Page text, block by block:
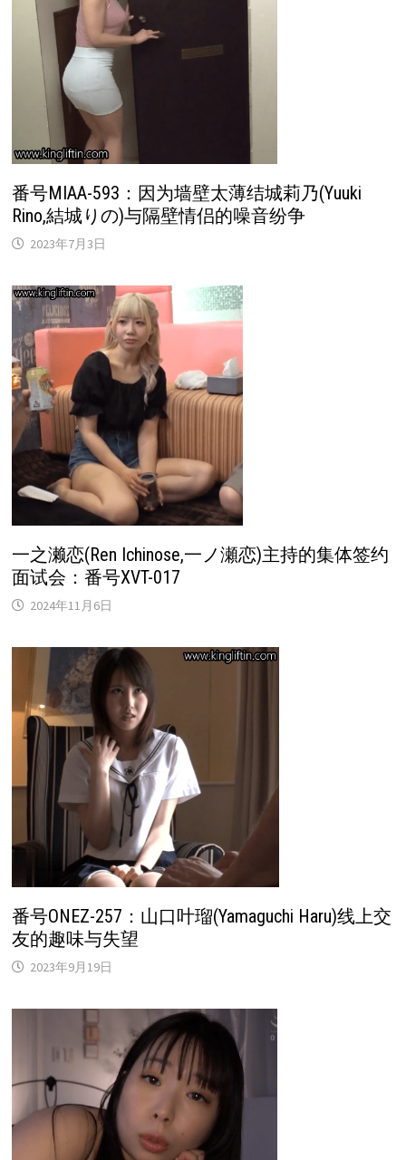
番号MIAA-593：因为墙壁太薄结城莉乃(Yuuki
Rino,結城りの)与隔壁情侣的噪音纷争
2023年7月3日
一之濑恋(Ren Ichinose,一ノ瀬恋)主持的集体签约
面试会：番号XVT-017
2024年11月6日
番号ONEZ-257：山口叶瑠(Yamaguchi Haru)线上交
友的趣味与失望
2023年9月19日